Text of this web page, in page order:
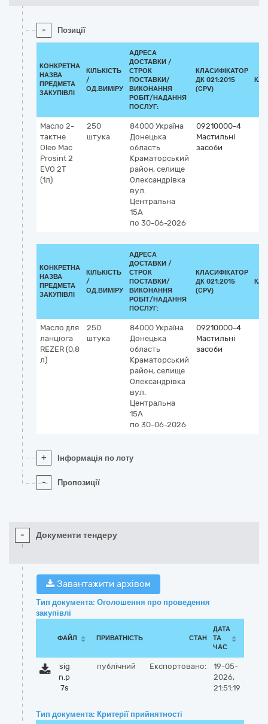
- Позиції
КОНКРЕТНА
НАЗВА
ПРЕДМЕТА
ЗАКУПІВЛІ
КІЛЬКІСТЬ
/
ОД.ВИМІРУ
АДРЕСА
ДОСТАВКИ /
СТРОК
ПОСТАВКИ/
ВИКОНАННЯ
РОБІТ/НАДАННЯ
ПОСЛУГ:
КЛАСИФІКАТОР
ДК 021:2015
(CPV)
Масло 2-
тактне
Oleo Mac
Prosint 2
EVO 2T
(1л)
250
штука
84000 Україна
Донецька
область
Краматорський
район, селище
Олександрівка
вул.
Центральна
15А
по 30-06-2026
09210000-4
Мастильні
засоби
КОНКРЕТНА
НАЗВА
ПРЕДМЕТА
ЗАКУПІВЛІ
КІЛЬКІСТЬ
/
ОД.ВИМІРУ
АДРЕСА
ДОСТАВКИ /
СТРОК
ПОСТАВКИ/
ВИКОНАННЯ
РОБІТ/НАДАННЯ
ПОСЛУГ:
КЛАСИФІКАТОР
ДК 021:2015
(CPV)
Масло для
ланцюга
REZER (0,8
л)
250
штука
84000 Україна
Донецька
область
Краматорський
район, селище
Олександрівка
вул.
Центральна
15А
по 30-06-2026
09210000-4
Мастильні
засоби
+ Інформація по лоту
- Пропозиції
- Документи тендеру
Завантажити архівом
Тип документа: Оголошення про проведення
закупівлі
ФАЙЛ ПРИВАТНІСТЬ СТАН
ДАТА
ТА
ЧАС
sig
n.p
7s
публічний Експортовано:
19-05-
2026,
21:51:19
Тип документа: Критерії прийнятності